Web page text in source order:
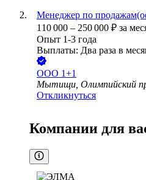
Менеджер по
110 000 – 250 000 ₽ за
Опыт 1-3 года
Выплаты: Два раза в
ООО 1+1
Мытищи, Олимпийский
Откликнуться
Компании для